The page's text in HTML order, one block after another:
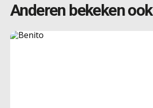
Anderen bekeken ook